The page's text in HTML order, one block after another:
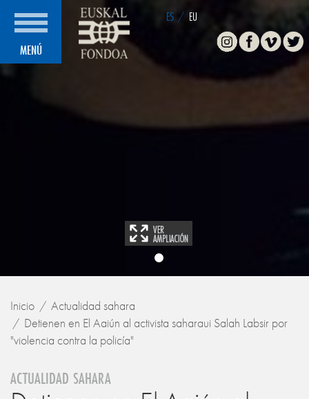
MENÚ
ES / EU
Inicio
Actualidad sahara
Detienen en El Aaiún al activista saharaui Salah Labsir por
"violencia contra la policía"
ACTUALIDAD SAHARA